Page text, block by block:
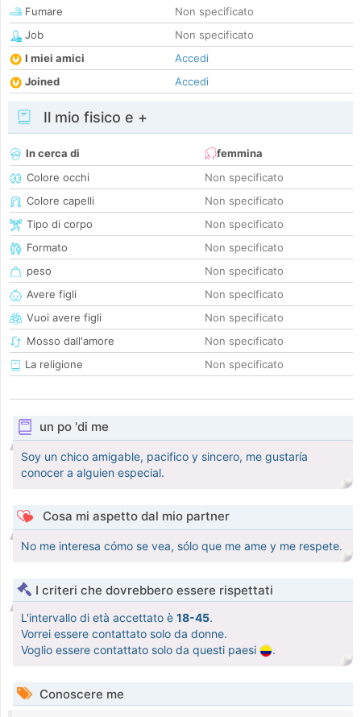
Fumare
Non specificato
Job
Non specificato
I miei amici
Accedi
Joined
Accedi
Il mio fisico e +
In cerca di
femmina
Colore occhi
Non specificato
Colore capelli
Non specificato
Tipo di corpo
Non specificato
Formato
Non specificato
peso
Non specificato
Avere figli
Non specificato
Vuoi avere figli
Non specificato
Mosso dall'amore
Non specificato
La religione
Non specificato
un po 'di me
Soy un chico amigable, pacifico y sincero, me gustaría
conocer a alguien especial.
Cosa mi aspetto dal mio partner
No me interesa cómo se vea, sólo que me ame y me respete.
I criteri che dovrebbero essere rispettati
L'intervallo di età accettato è 18-45.
Vorrei essere contattato solo da donne.
Voglio essere contattato solo da questi paesi
.
Conoscere me